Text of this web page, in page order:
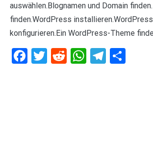
auswählen.Blognamen und Domain
finden.WordPress
konfigurieren.Ein WordPress-Theme
Facebook
Twitter
RedditWhatsApp